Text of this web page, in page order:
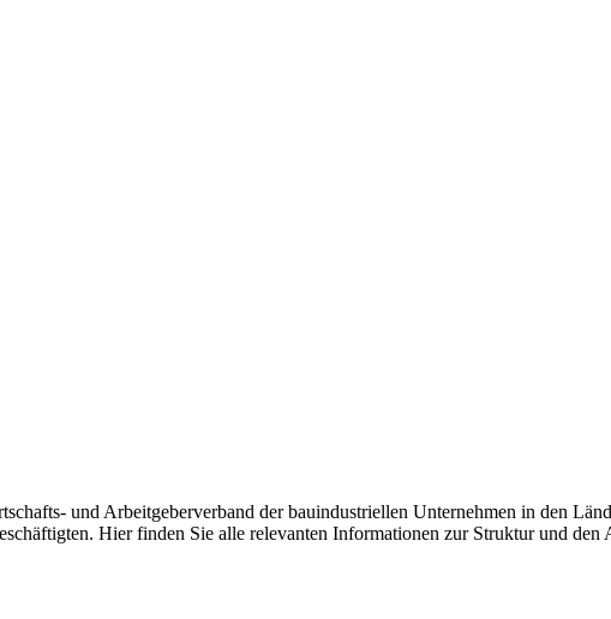
und Arbeitgeberverband der bauindustriellen Unternehmen in den
Hier finden Sie alle relevanten Informationen zur Struktur und den